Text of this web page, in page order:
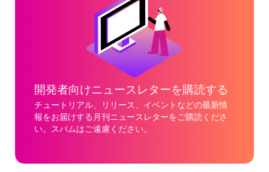
開発者向けニュースレターを購読する
チュートリアル、リリース、イベントなどの最新情
報をお届けする月刊ニュースレターをご購読くださ
い。スパムはご遠慮ください。